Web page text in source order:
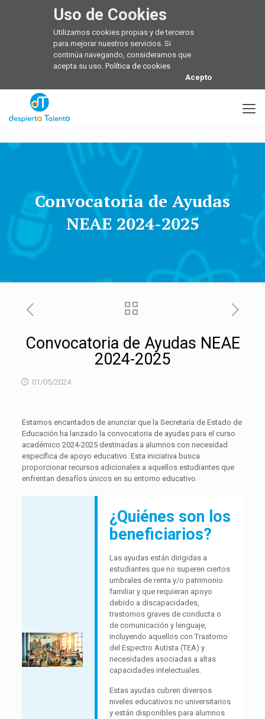
Uso de Cookies
Utilizamos cookies propias y de terceros
para mejorar nuestros servicios. Si
continúa navegando, consideramos que
acepta su uso. Política de cookies
Acepto
Convocatoria de Ayudas
NEAE 2024-2025
Convocatoria de Ayudas NEAE
2024-2025
01/05/2024
Estamos encantados de anunciar que la Secretaría de Estado de
Educación ha lanzado la convocatoria de ayudas para el curso
académico 2024-2025 destinadas a alumnos con necesidad
específica de apoyo educativo. Esta iniciativa busca
proporcionar recursos adicionales a aquellos estudiantes que
enfrentan desafíos únicos en su entorno educativo.
¿Quiénes son los
beneficiarios?
Las ayudas están dirigidas a
estudiantes que no superen ciertos
umbrales de renta y/o patrimonio
familiar y que requieran apoyo
debido a discapacidades,
trastornos graves de conducta o
de comunicación y lenguaje,
incluyendo aquellos con Trastorno
del Espectro Autista (TEA) y
necesidades asociadas a altas
capacidades intelectuales.
Estas ayudas cubren diversos
niveles educativos no universitarios
y están disponibles para alumnos